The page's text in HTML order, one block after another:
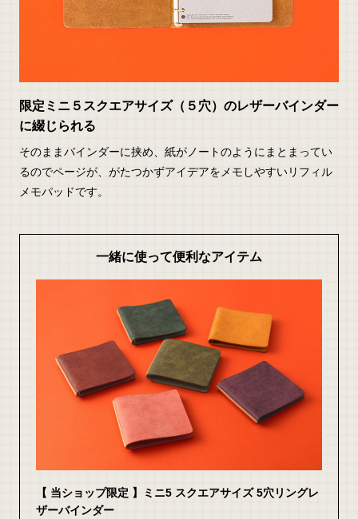
限定ミニ５スクエアサイズ（５穴）のレザーバインダー
に綴じられる
そのままバインダーに挟め、紙がノートのようにまとまってい
るのでページが、がたつかずアイデアをメモしやすいリフィル
メモパッドです。
一緒に使って便利なアイテム
【 当ショップ限定 】ミニ5 スクエアサイズ 5穴リングレ
ザーバインダー